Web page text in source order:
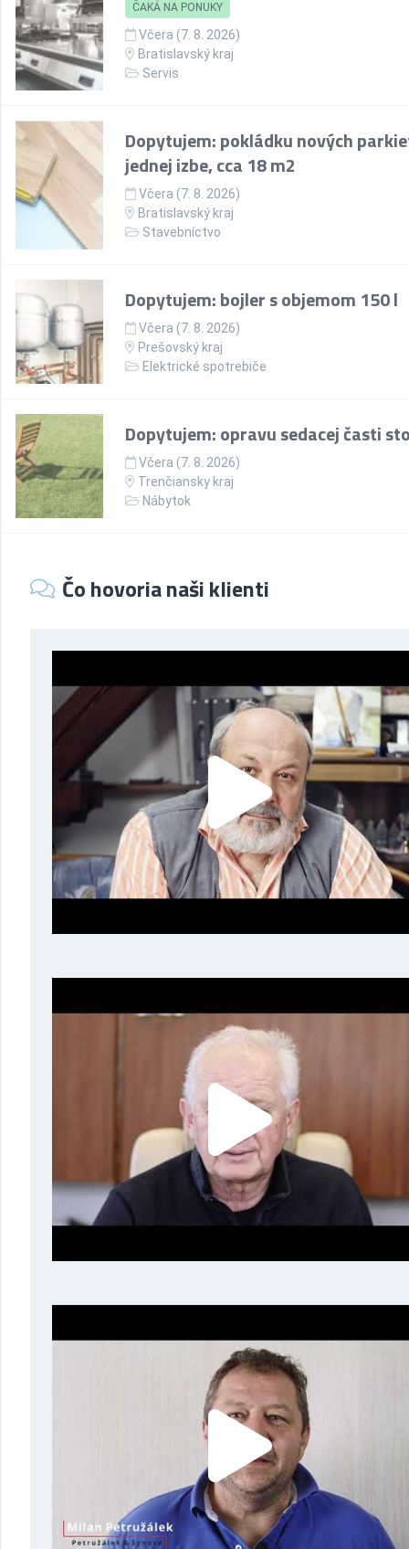
ČAKÁ NA PONUKY
Včera (7. 8. 2026)
Bratislavský kraj
Servis
Dopytujem: pokládku nových
jednej izbe, cca 18 m2
Včera (7. 8. 2026)
Bratislavský kraj
Stavebníctvo
Dopytujem: bojler s objemom 150 l
Včera (7. 8. 2026)
Prešovský kraj
Elektrické spotrebiče
Dopytujem: opravu sedacej časti
Včera (7. 8. 2026)
Trenčiansky kraj
Nábytok
Čo hovoria naši klienti